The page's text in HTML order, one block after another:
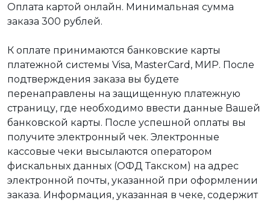
Оплата картой онлайн. Минимальная сумма
заказа 300 рублей.
К оплате принимаются банковские карты
платежной системы Visa, MasterCard, МИР. После
подтверждения заказа вы будете
перенаправлены на защищенную платежную
страницу, где необходимо ввести данные Вашей
банковской карты. После успешной оплаты вы
получите электронный чек. Электронные
кассовые чеки высылаются оператором
фискальных данных (ОФД Такском) на адрес
электронной почты, указанной при оформлении
заказа. Информация, указанная в чеке, содержит